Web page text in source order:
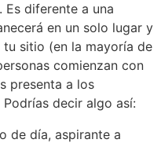
Es diferente a una
en un solo lugar y
sitio (en la mayoría de
comienzan con
presenta a los
decir algo así:
de día, aspirante a